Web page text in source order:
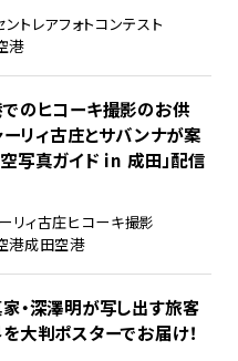
ントレアフォトコンテスト
港
のヒコーキ撮影のお供
ーリィ古庄とサバンナが案
写真ガイド in 成田」配信
リィ古庄ヒコーキ撮影
港成田空港
・深澤明が写し出す旅客
大判ポスターでお届け！